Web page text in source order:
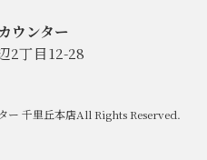
ウンター
2丁目12-28
千里丘本店All Rights Reserved.